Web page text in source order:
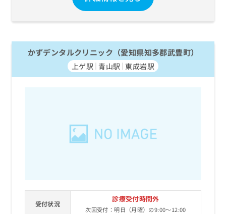
かずデンタルクリニック（愛知県知多郡武豊町）
上ゲ駅 青山駅 東成岩駅
受付状況
診療受付時間外
次回受付：明日（月曜）の9:00～12:00